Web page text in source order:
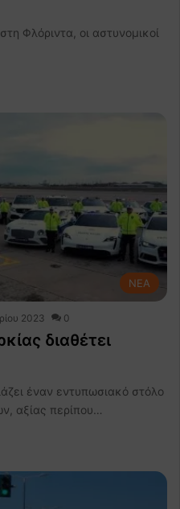
Φλόριντα, οι αστυνομικοί
NEA
2023 0
διαθέτει
έναν εντυπωσιακό στόλο
αξίας περίπου…